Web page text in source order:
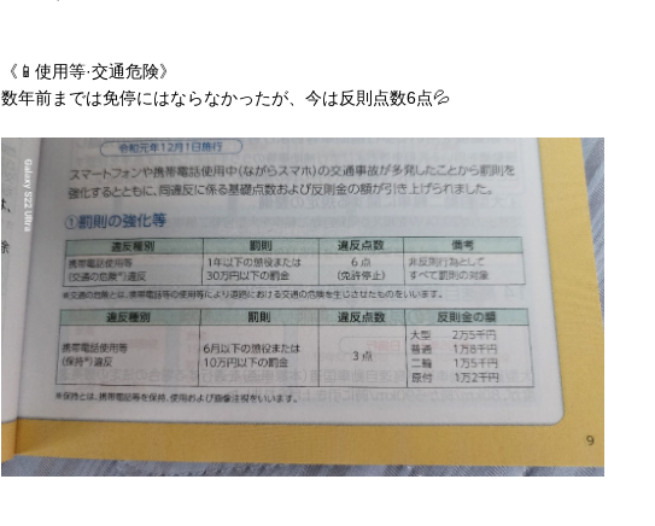
《📱使用等·交通危険》
数年前までは免停にはならなかったが、今は反則点数6点💦